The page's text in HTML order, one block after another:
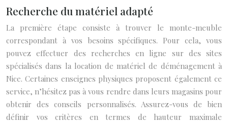
Recherche du matériel adapté
La première étape consiste à trouver le monte-meuble
correspondant à vos besoins spécifiques. Pour cela, vous
pouvez effectuer des recherches en ligne sur des sites
spécialisés dans la location de matériel de déménagement à
Nice. Certaines enseignes physiques proposent également ce
service, n’hésitez pas à vous rendre dans leurs magasins pour
obtenir des conseils personnalisés. Assurez-vous de bien
définir vos critères en termes de hauteur maximale